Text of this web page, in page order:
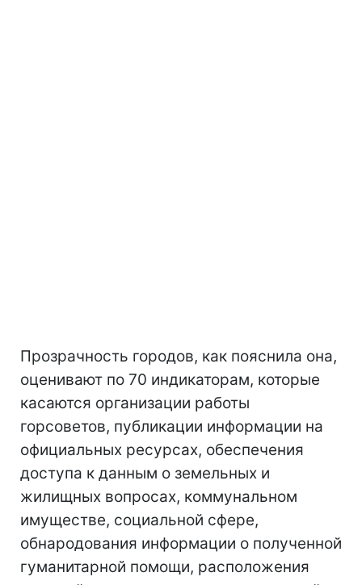
Прозрачность городов, как пояснила она,
оценивают по 70 индикаторам, которые
касаются организации работы
горсоветов, публикации информации на
официальных ресурсах, обеспечения
доступа к данным о земельных и
жилищных вопросах, коммунальном
имуществе, социальной сфере,
обнародования информации о полученной
гуманитарной помощи, расположения